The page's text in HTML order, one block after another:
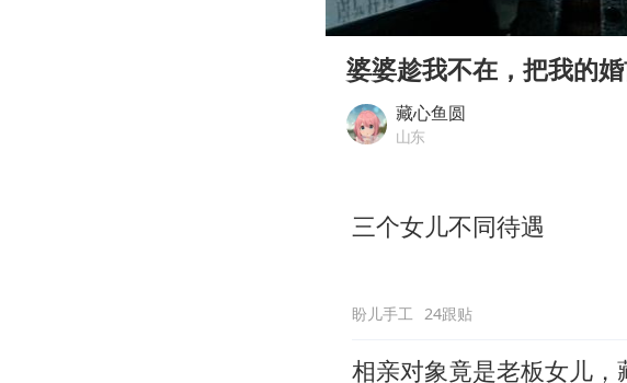
今年第二强
张本智和：
微信新功能
Play
00:00
婆婆趁我不在，把我的
藏心鱼圆
山东
三个女儿不同待遇
盼儿手工 24跟贴
相亲对象竟是老板女儿，